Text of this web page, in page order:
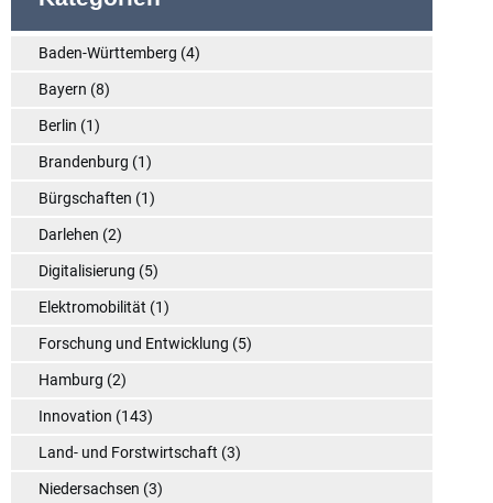
Baden-Württemberg (4)
Bayern (8)
Berlin (1)
Brandenburg (1)
Bürgschaften (1)
Darlehen (2)
Digitalisierung (5)
Elektromobilität (1)
Forschung und Entwicklung (5)
Hamburg (2)
Innovation (143)
Land- und Forstwirtschaft (3)
Niedersachsen (3)